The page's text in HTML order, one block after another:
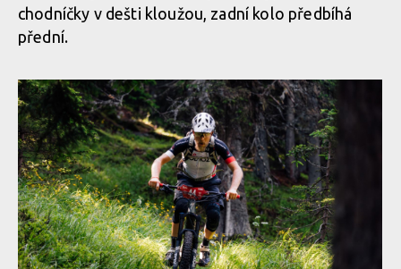
chodníčky v dešti kloužou, zadní kolo předbíhá
přední.